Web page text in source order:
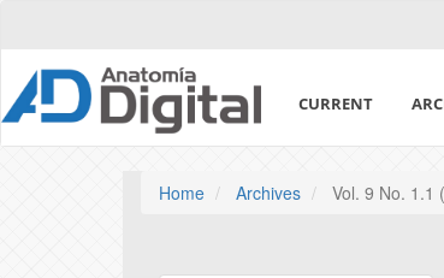
page
content
CURRENT
Home Archives Vol. 9 No. 1.1